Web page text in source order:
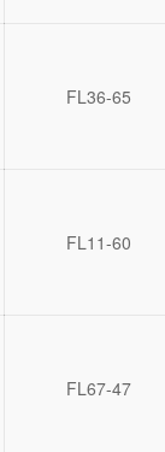
FL36-65
FL11-60
FL67-47